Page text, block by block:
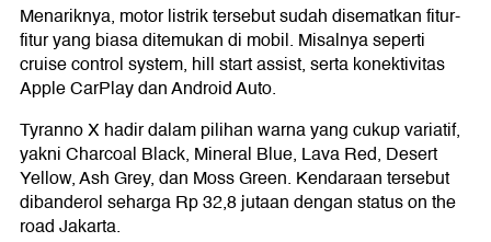
Menariknya, motor listrik tersebut sudah disematkan fitur-
fitur yang biasa ditemukan di mobil. Misalnya seperti
cruise control system, hill start assist, serta konektivitas
Apple CarPlay dan Android Auto.
Tyranno X hadir dalam pilihan warna yang cukup variatif,
yakni Charcoal Black, Mineral Blue, Lava Red, Desert
Yellow, Ash Grey, dan Moss Green. Kendaraan tersebut
dibanderol seharga Rp 32,8 jutaan dengan status on the
road Jakarta.